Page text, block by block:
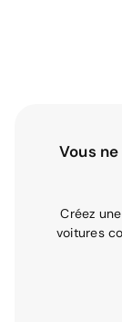
Vous
Créez
voitures